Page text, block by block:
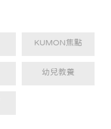
KUMON焦點
幼兒教養